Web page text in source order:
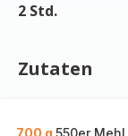
2 Std.
Zutaten
700 g 550er Mehl